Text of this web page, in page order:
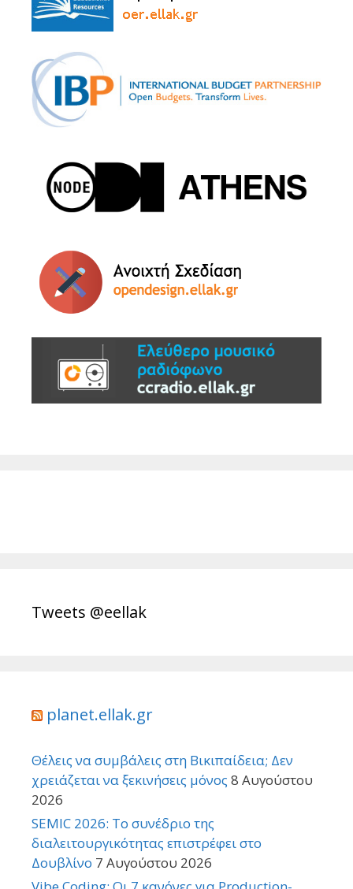
Tweets @eellak
planet.ellak.gr
Θέλεις να συμβάλεις στη Βικιπαίδεια; Δεν
χρειάζεται να ξεκινήσεις μόνος 8 Αυγούστου
2026
SEMIC 2026: Το συνέδριο της
διαλειτουργικότητας επιστρέφει στο
Δουβλίνο 7 Αυγούστου 2026